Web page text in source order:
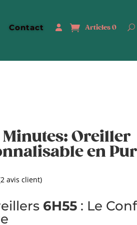
Contact Articles 0
Minutes: Oreiller
en
2 avis client)
6H55: Le